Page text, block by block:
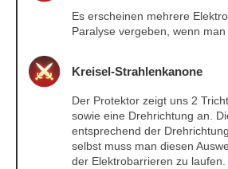
Es erscheinen mehrere
Paralyse vergeben, wenn man
Kreisel-Strahlenkanone
Der Protektor zeigt uns 2
sowie eine Drehrichtung an.
entsprechend der
selbst muss man diesen
der Elektrobarrieren zu laufen.